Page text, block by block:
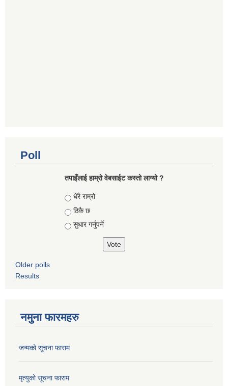
Poll
तपाइँलाई हाम्रो वेबसाईट कस्तो लाग्यो ?
Choices
धेरै राम्रो
ठिकै छ
सुधार गर्नुपर्ने
Older polls
Results
नमुना फारमहरु
जन्मको सूचना फाराम
मृत्युको सूचना फाराम